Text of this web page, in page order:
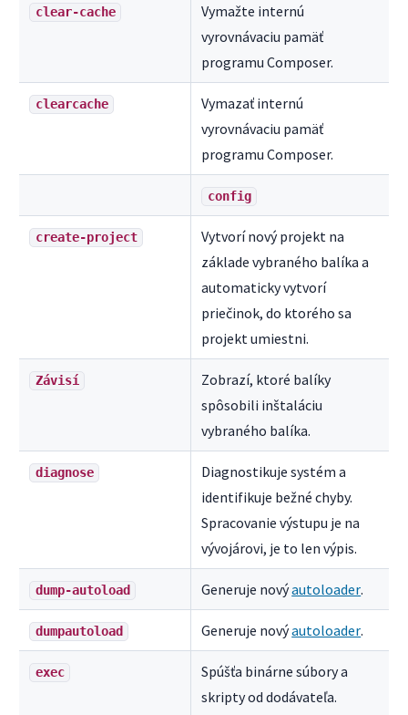
clear-cache
Vymažte internú
vyrovnávaciu pamäť
programu Composer.
clearcache
Vymazať internú
vyrovnávaciu pamäť
programu Composer.
config
create-project
Vytvorí nový projekt na
základe vybraného balíka a
automaticky vytvorí
priečinok, do ktorého sa
projekt umiestni.
Závisí
Zobrazí, ktoré balíky
spôsobili inštaláciu
vybraného balíka.
diagnose
Diagnostikuje systém a
identifikuje bežné chyby.
Spracovanie výstupu je na
vývojárovi, je to len výpis.
dump-autoload Generuje novýautoloader.
dumpautoload Generuje novýautoloader.
exec
Spúšťa binárne súbory a
skripty od dodávateľa.